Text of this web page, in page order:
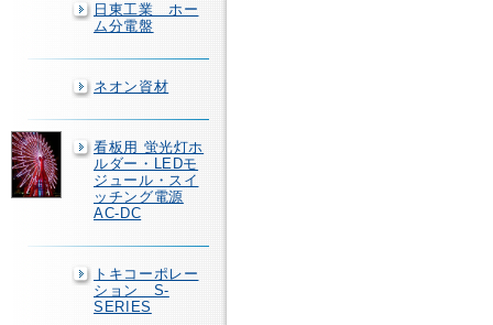
日東工業 ホー
ム分電盤
ネオン資材
看板用 蛍光灯ホ
ルダー・LEDモ
ジュール・スイ
ッチング電源
AC-DC
トキコーポレー
ション S-
SERIES